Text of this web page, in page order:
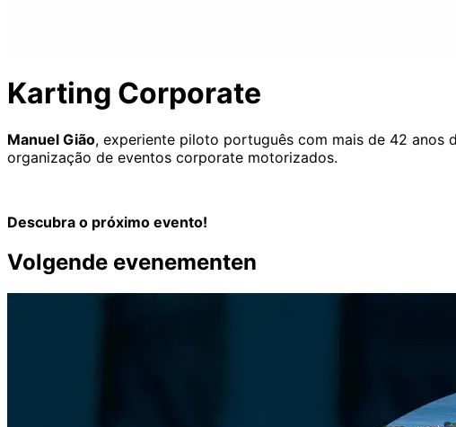
Karting Corporate
Manuel Gião, experiente piloto português com mais de 42 anos
organização de eventos corporate motorizados.
Descubra o próximo evento!
Volgende evenementen